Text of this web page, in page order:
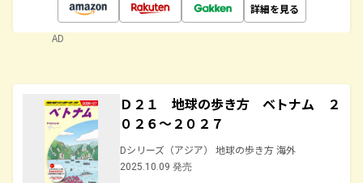
詳細を見る
AD
Ｄ２１ 地球の歩き方 ベトナム ２
０２６～２０２７
Dシリーズ（アジア） 地球の歩き方 海外
2025.10.09 発売